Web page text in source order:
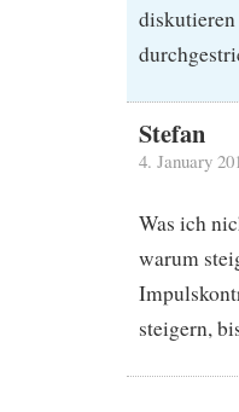
diskutieren
Stefan
4. January
Was ich
warum
steigern,